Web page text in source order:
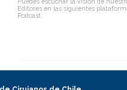
Editores en las siguientes
Podcast